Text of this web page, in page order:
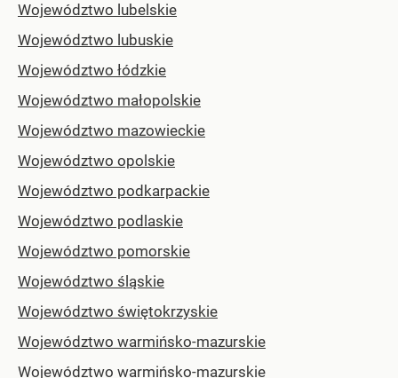
Województwo lubelskie
Województwo lubuskie
Województwo łódzkie
Województwo małopolskie
Województwo mazowieckie
Województwo opolskie
Województwo podkarpackie
Województwo podlaskie
Województwo pomorskie
Województwo śląskie
Województwo świętokrzyskie
Województwo warmińsko-mazurskie
Województwo warmińsko-mazurskie